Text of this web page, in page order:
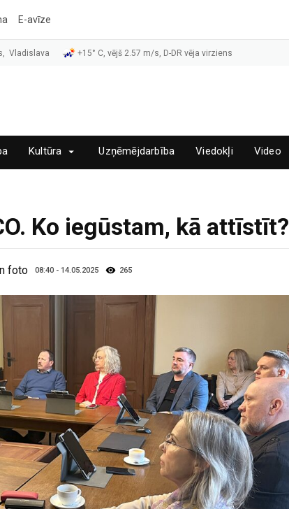
E-avīze
Vladislava +15° C, vējš 2.57 m/s, D-DR vēja virziens
Kultūra Uzņēmējdarbība Viedokļi Video
Ko iegūstam, kā attīstīt?
foto 08:40 - 14.05.2025 265